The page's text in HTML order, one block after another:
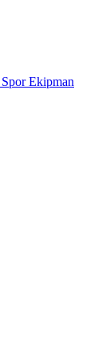
Spor Ekipman